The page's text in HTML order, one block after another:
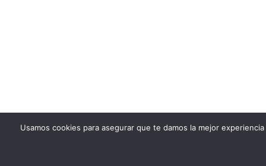
Usamos cookies para asegurar que te damos la mejor